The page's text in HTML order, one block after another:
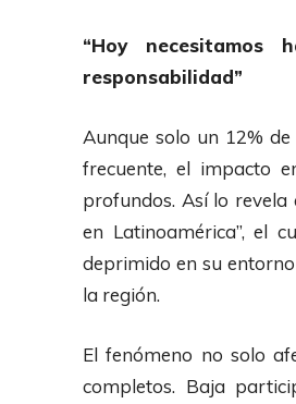
“Hoy
responsabilidad”
Aunque solo un 12%
frecuente, el impacto
profundos. Así lo
en Latinoamérica”, el
deprimido en su
la región.
El fenómeno no solo
completos. Baja